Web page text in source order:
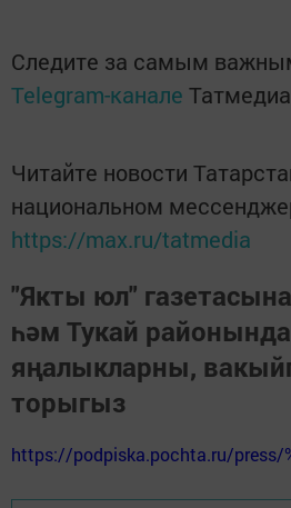
Следите за самым
Telegram-канале Татмедиа
Читайте новости
национальном
https://max.ru/tatmedia
"Якты юл"
һәм Тукай
яңалыкларны,
торыгыз
https://podpiska.pochta.ru/press/